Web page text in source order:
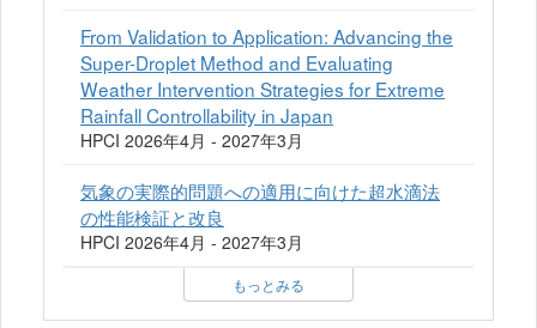
From Validation to Application: Advancing the
Super-Droplet Method and Evaluating
Weather Intervention Strategies for Extreme
Rainfall Controllability in Japan
HPCI 2026年4月 - 2027年3月
気象の実際的問題への適⽤に向けた超⽔滴法
の性能検証と改良
HPCI 2026年4月 - 2027年3月
もっとみる